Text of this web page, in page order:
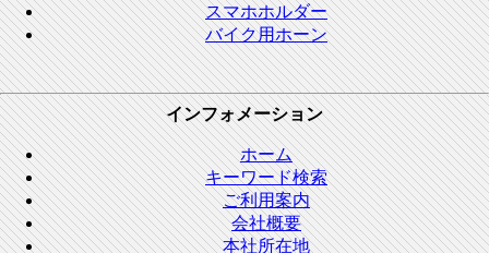
スマホホルダー
バイク用ホーン
インフォメーション
ホーム
キーワード検索
ご利用案内
会社概要
本社所在地